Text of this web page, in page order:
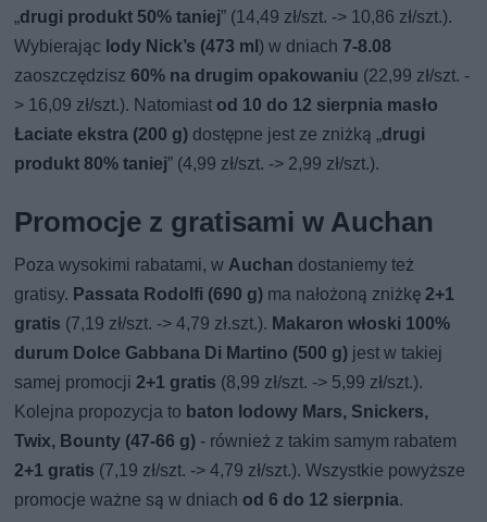
„drugi produkt 50% taniej” (14,49 zł/szt. -> 10,86 zł/szt.).
Wybierając lody Nick’s (473 ml) w dniach 7-8.08
zaoszczędzisz60% na drugim opakowaniu (22,99 zł/szt. -
> 16,09 zł/szt.). Natomiast od 10 do 12 sierpnia masło
Łaciate ekstra (200 g) dostępne jest ze zniżką „drugi
produkt 80% taniej” (4,99 zł/szt. -> 2,99 zł/szt.).
Promocje z gratisami w Auchan
Poza wysokimi rabatami, wAuchan dostaniemy też
gratisy. Passata Rodolfi (690 g) ma nałożoną zniżkę2+1
gratis (7,19 zł/szt. -> 4,79 zł.szt.). Makaron włoski 100%
durum Dolce Gabbana Di Martino (500 g) jest w takiej
samej promocji2+1 gratis (8,99 zł/szt. -> 5,99 zł/szt.).
Kolejna propozycja to baton lodowy Mars, Snickers,
Twix, Bounty (47-66 g) - również z takim samym rabatem
2+1 gratis (7,19 zł/szt. -> 4,79 zł/szt.). Wszystkie powyższe
promocje ważne są w dniach od 6 do 12 sierpnia.